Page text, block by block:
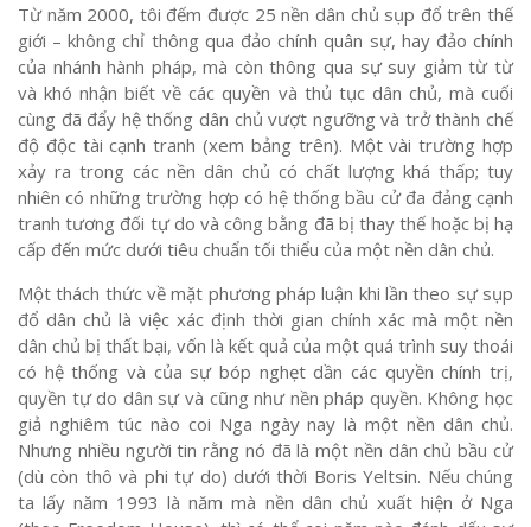
Từ năm 2000, tôi đếm được 25 nền dân chủ sụp đổ trên thế
giới – không chỉ thông qua đảo chính quân sự, hay đảo chính
của nhánh hành pháp, mà còn thông qua sự suy giảm từ từ
và khó nhận biết về các quyền và thủ tục dân chủ, mà cuối
cùng đã đẩy hệ thống dân chủ vượt ngưỡng và trở thành chế
độ độc tài cạnh tranh (xem bảng trên). Một vài trường hợp
xảy ra trong các nền dân chủ có chất lượng khá thấp; tuy
nhiên có những trường hợp có hệ thống bầu cử đa đảng cạnh
tranh tương đối tự do và công bằng đã bị thay thế hoặc bị hạ
cấp đến mức dưới tiêu chuẩn tối thiểu của một nền dân chủ.
Một thách thức về mặt phương pháp luận khi lần theo sự sụp
đổ dân chủ là việc xác định thời gian chính xác mà một nền
dân chủ bị thất bại, vốn là kết quả của một quá trình suy thoái
có hệ thống và của sự bóp nghẹt dần các quyền chính trị,
quyền tự do dân sự và cũng như nền pháp quyền. Không học
giả nghiêm túc nào coi Nga ngày nay là một nền dân chủ.
Nhưng nhiều người tin rằng nó đã là một nền dân chủ bầu cử
(dù còn thô và phi tự do) dưới thời Boris Yeltsin. Nếu chúng
ta lấy năm 1993 là năm mà nền dân chủ xuất hiện ở Nga